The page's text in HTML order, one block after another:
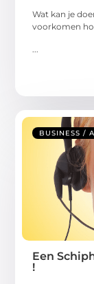
Wat kan je
voorkomen
BUSINESS /
Een
!